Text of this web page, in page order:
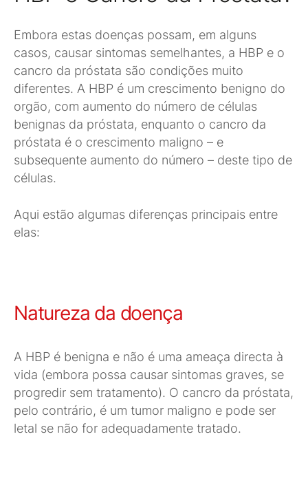
Embora estas doenças possam, em alguns
casos, causar sintomas semelhantes, a HBP e o
cancro da próstata são condições muito
diferentes. A HBP é um crescimento benigno do
orgão, com aumento do número de células
benignas da próstata, enquanto o cancro da
próstata é o crescimento maligno – e
subsequente aumento do número – deste tipo de
células.
Aqui estão algumas diferenças principais entre
elas:
Natureza da doença
A HBP é benigna e não é uma ameaça directa à
vida (embora possa causar sintomas graves, se
progredir sem tratamento). O cancro da próstata,
pelo contrário, é um tumor maligno e pode ser
letal se não for adequadamente tratado.